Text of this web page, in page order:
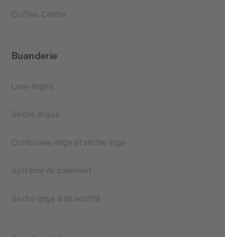
Coffee-Center
Buanderie
Lave-linges
Sèche-linges
Combi lave-linge et séche-linge
Système de paiement
Sèche-linge à air soufflé